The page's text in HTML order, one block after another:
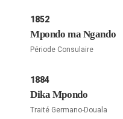
1852
Mpondo ma Ngando
Période Consulaire
1884
Dika Mpondo
Traité Germano-Douala